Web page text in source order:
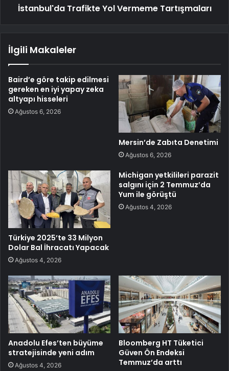
İstanbul'da Trafikte Yol Vermeme Tartışmaları
İlgili Makaleler
Baird’e göre takip edilmesi
gereken en iyi yapay zeka
altyapı hisseleri
Ağustos 6, 2026
Mersin’de Zabıta Denetimi
Ağustos 6, 2026
Türkiye 2025’te 33 Milyon
Dolar Bal İhracatı Yapacak
Ağustos 4, 2026
Michigan yetkilileri parazit
salgını için 2 Temmuz’da
Yum ile görüştü
Ağustos 4, 2026
Anadolu Efes’ten büyüme
stratejisinde yeni adım
Ağustos 4, 2026
Bloomberg HT Tüketici
Güven Ön Endeksi
Temmuz’da arttı